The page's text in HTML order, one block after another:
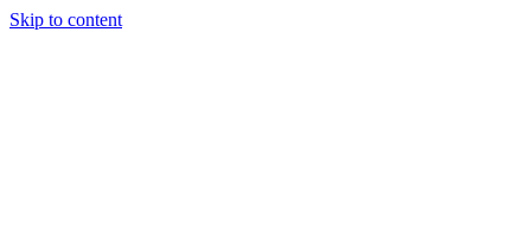
Skip to content